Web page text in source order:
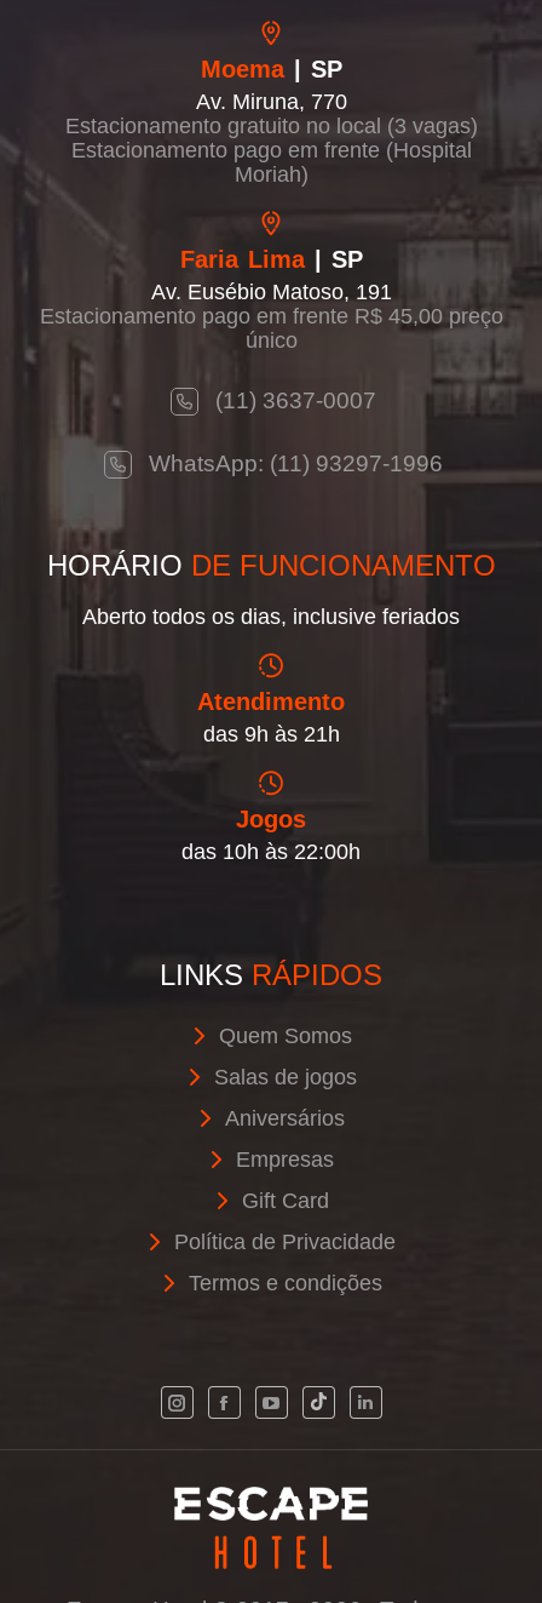
Moema | SP
Av. Miruna, 770
Estacionamento gratuito no local (3 vagas)
Estacionamento pago em frente (Hospital
Moriah)
Faria Lima | SP
Av. Eusébio Matoso, 191
Estacionamento pago em frente R$ 45,00 preço
único
(11) 3637-0007
WhatsApp: (11) 93297-1996
HORÁRIO DE FUNCIONAMENTO
Aberto todos os dias, inclusive feriados
Atendimento
das 9h às 21h
Jogos
das 10h às 22:00h
LINKS RÁPIDOS
Quem Somos
Salas de jogos
Aniversários
Empresas
Gift Card
Política de Privacidade
Termos e condições
Instagram
in
new
window
Facebook
in
new
window
YouTube
in
new
window
500px
in
new
window
Linkedin
in
new